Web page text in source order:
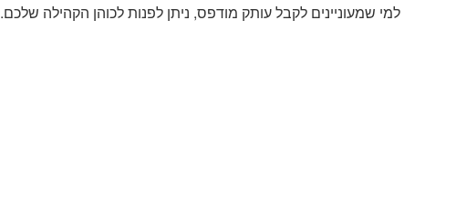
למי שמעוניינים לקבל עותק מודפס, ניתן לפנות לכוהן הקהילה שלכם.